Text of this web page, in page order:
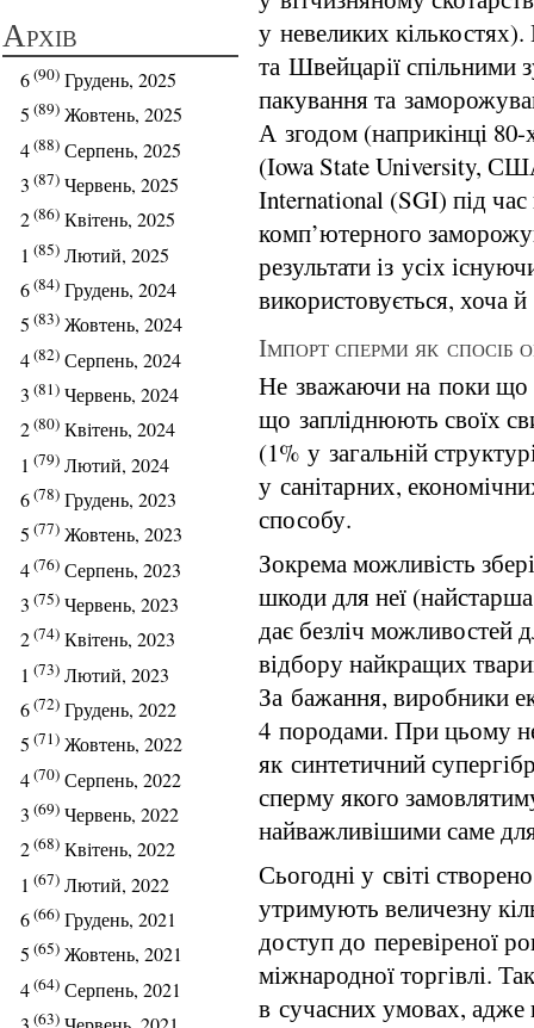
Архів
6(90) Грудень, 2025
5 (89) Жовтень, 2025
4(88) Серпень, 2025
3 (87) Червень, 2025
2(86) Квітень, 2025
1 (85) Лютий, 2025
6(84) Грудень, 2024
5 (83) Жовтень, 2024
4(82) Серпень, 2024
3 (81) Червень, 2024
2(80) Квітень, 2024
1 (79) Лютий, 2024
6(78) Грудень, 2023
5 (77) Жовтень, 2023
4(76) Серпень, 2023
3 (75) Червень, 2023
2(74) Квітень, 2023
1 (73) Лютий, 2023
6(72) Грудень, 2022
5 (71) Жовтень, 2022
4(70) Серпень, 2022
3 (69) Червень, 2022
2(68) Квітень, 2022
1 (67) Лютий, 2022
6(66) Грудень, 2021
5 (65) Жовтень, 2021
4(64) Серпень, 2021
(63)
у невеликих
та Швейцарії спільними
пакування та
А згодом (наприкінці 80-
(Iowa State University,
International (SGI) під час
комп’ютерного
результати із усіх
використовується, хоча
Імпорт сперми як спосіб
Не зважаючи на поки що
що запліднюють своїх
(1% у загальній
у санітарних,
способу.
Зокрема можливість
шкоди для неї
дає безліч можливостей
відбору найкращих
За бажання, виробники
4 породами. При цьому
як синтетичний
сперму якого
найважливішими саме
Сьогодні у світі
утримують величезну
доступ до перевіреної
міжнародної торгівлі.
в сучасних умовах, адже